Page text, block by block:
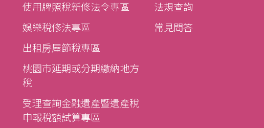
使用牌照稅新修法令專區
娛樂稅修法專區
出租房屋節稅專區
桃園市延期或分期繳納地方
稅
受理查詢金融遺產暨遺產稅
申報稅額試算專區
法規查詢
常見問答